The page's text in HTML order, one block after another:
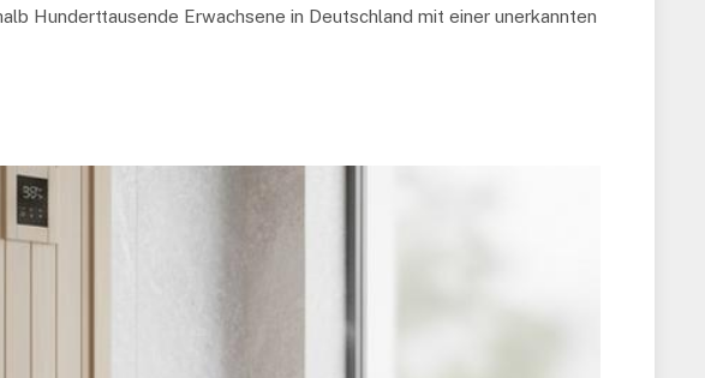
Hunderttausende Erwachsene in Deutschland mit einer unerkannten